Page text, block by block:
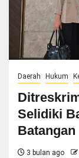
Daerah Hukum
Selidiki
Batangan
3 bulan ago